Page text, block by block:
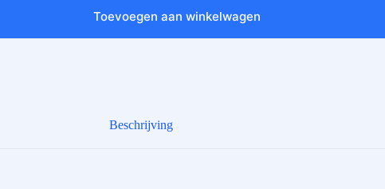
Toevoegen aan winkelwagen
Beschrijving